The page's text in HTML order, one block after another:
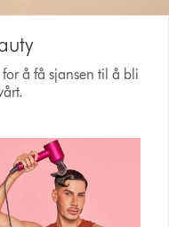
å få sjansen til å bli